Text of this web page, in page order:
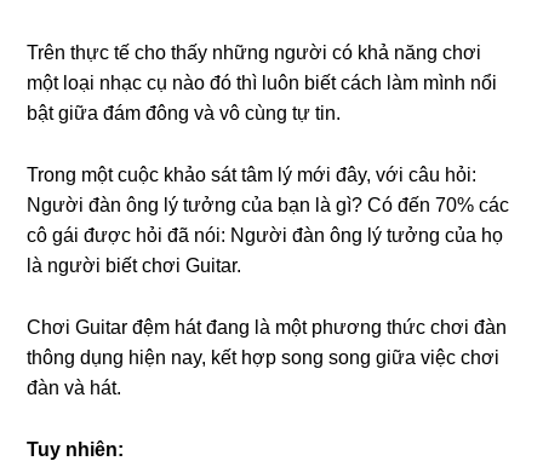
Trên thực tế cho thấy những người có khả năng chơi
một loại nhạc cụ nào đó thì luôn biết cách làm mình nổi
bật giữa đám đông và vô cùng tự tin.
Trong một cuộc khảo sát tâm lý mới đây, với câu hỏi:
Người đàn ông lý tưởng của bạn là gì? Có đến 70% các
cô gái được hỏi đã nói: Người đàn ông lý tưởng của họ
là người biết chơi Guitar.
Chơi Guitar đệm hát đang là một phương thức chơi đàn
thông dụng hiện nay, kết hợp song song giữa việc chơi
đàn và hát.
Tuy nhiên: